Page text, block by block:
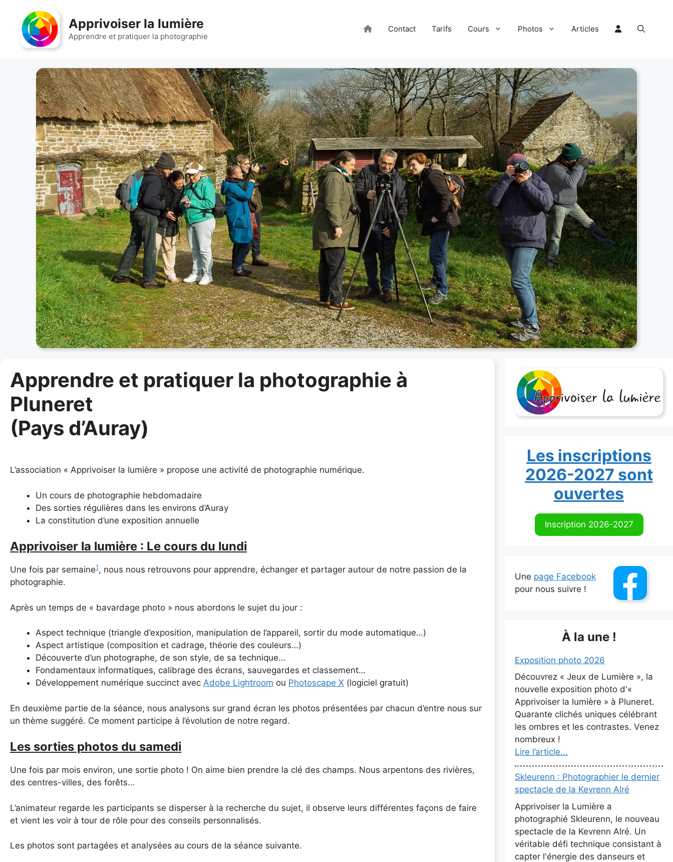
contenu
Apprivoiser la lumière
Apprendre et pratiquer la photographie
Contact Tarifs Cours Photos Articles
Apprendre et pratiquer la photographie à
Pluneret
(Pays d’Auray)
L’association « Apprivoiser la lumière » propose une activité de photographie numérique.
Un cours de photographie hebdomadaire
Des sorties régulières dans les environs d’Auray
La constitution d’une exposition annuelle
Apprivoiser la lumière : Le cours du lundi
Une fois par semaine1, nous nous retrouvons pour apprendre, échanger et partager autour de notre passion de la
photographie.
Après un temps de « bavardage photo » nous abordons le sujet du jour :
Aspect technique (triangle d’exposition, manipulation de l’appareil, sortir du mode automatique…)
Aspect artistique (composition et cadrage, théorie des couleurs…)
Découverte d’un photographe, de son style, de sa technique…
Fondamentaux informatiques, calibrage des écrans, sauvegardes et classement…
Développement numérique succinct avec Adobe Lightroom ou Photoscape X (logiciel gratuit)
En deuxième partie de la séance, nous analysons sur grand écran les photos présentées par chacun d’entre nous sur
un thème suggéré. Ce moment participe à l’évolution de notre regard.
Les sorties photos du samedi
Une fois par mois environ, une sortie photo ! On aime bien prendre la clé des champs. Nous arpentons des rivières,
des centres-villes, des forêts…
L’animateur regarde les participants se disperser à la recherche du sujet, il observe leurs différentes façons de faire
et vient les voir à tour de rôle pour des conseils personnalisés.
Les photos sont partagées et analysées au cours de la séance suivante.
Les inscriptions
2026-2027 sont
ouvertes
Inscription 2026-2027
Une page Facebook
pour nous suivre !
À la une !
Exposition photo 2026
Découvrez « Jeux de Lumière », la
nouvelle exposition photo d'«
Apprivoiser la lumière » à Pluneret.
Quarante clichés uniques célébrant
les ombres et les contrastes. Venez
nombreux !
Lire l’article...
Skleurenn : Photographier le dernier
spectacle de la Kevrenn Alré
Apprivoiser la Lumière a
photographié Skleurenn, le nouveau
spectacle de la Kevrenn Alré. Un
véritable défi technique consistant à
capter l'énergie des danseurs et